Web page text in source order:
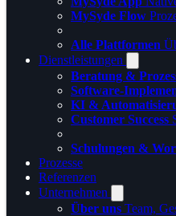
MySyde Flow
Alle Plattformen
Dienstleistungen
Beratung &
Software-
KI &
Customer Success
Schulungen &
Prozesse
Referenzen
Unternehmen
Über uns Team,